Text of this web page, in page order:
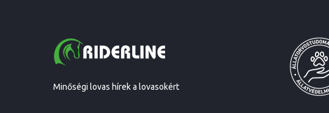
Minőségi lovas hírek a lovasokért